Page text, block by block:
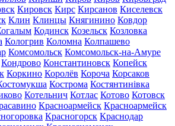
Кировск Кирс Кирсанов Киселевск
Клин Клинцы Княгинино Ковдор
Кодинск Козельск Козловка
Кологрив Коломна Колпашево
Комсомольск Комсомольск-на-Амуре
Кондрово Константиновск Копейск
Коркино Королёв Короча Корсаков
Кострома Костянтинівка
Котельнич Котлас Котово Котовск
Красноармейск Красноармейск
Красногорск Краснодар